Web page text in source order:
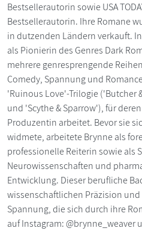
Bestsellerautorin sowie USA
Bestsellerautorin. Ihre Romane
in dutzenden Ländern verkauft.
als Pionierin des Genres Dark
mehrere genresprengende
Comedy, Spannung und
'Ruinous Love'-Trilogie ('Butcher
und 'Scythe & Sparrow'), für
Produzentin arbeitet. Bevor sie
widmete, arbeitete Brynne als
professionelle Reiterin sowie als
Neurowissenschaften und
Entwicklung. Dieser berufliche
wissenschaftlichen Präzision
Spannung, die sich durch ihre
auf Instagram: @brynne_weaver